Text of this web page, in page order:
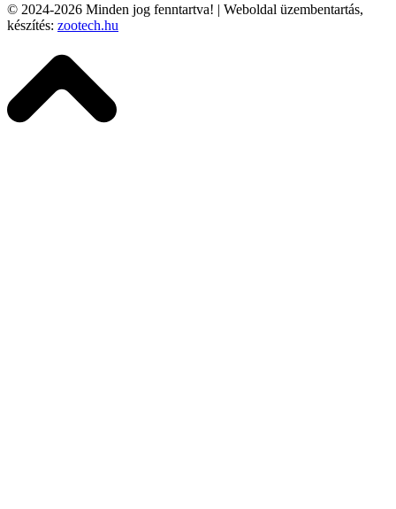
© 2024-2026 Minden jog fenntartva! | Weboldal üzembentartás,
készítés: zootech.hu